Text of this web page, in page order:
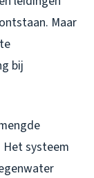
Maar
bij
systeem